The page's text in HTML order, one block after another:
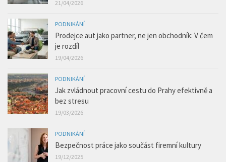
21/04/2026
PODNIKÁNÍ
Prodejce aut jako partner, ne jen obchodník: V čem
je rozdíl
19/04/2026
PODNIKÁNÍ
Jak zvládnout pracovní cestu do Prahy efektivně a
bez stresu
19/03/2026
PODNIKÁNÍ
Bezpečnost práce jako součást firemní kultury
19/12/2025